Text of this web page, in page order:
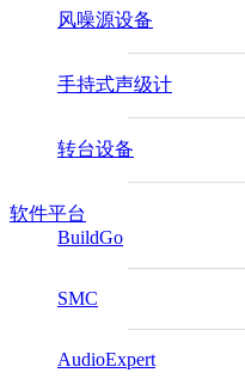
风噪源设备
手持式声级计
转台设备
软件平台
BuildGo
SMC
AudioExpert